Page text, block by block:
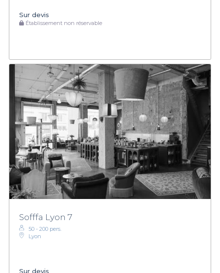
Sur devis
Établissement non réservable
Sofffa Lyon 7
50 - 200 pers.
Lyon
Sur devis